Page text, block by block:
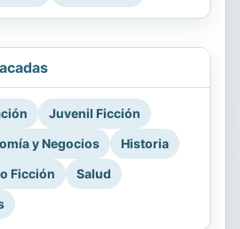
Juvenil Ficción
y Negocios
Historia
Ficción
Salud